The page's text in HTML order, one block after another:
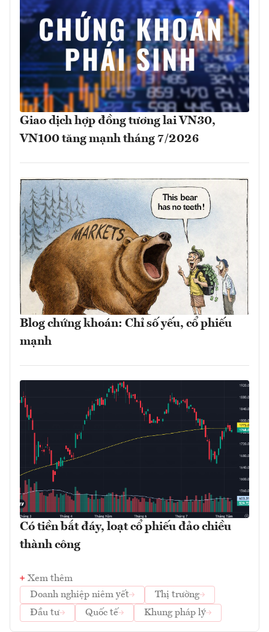
Giao dịch hợp đồng tương lai VN30,
VN100 tăng mạnh tháng 7/2026
Blog chứng khoán: Chỉ số yếu, cổ phiếu
mạnh
Có tiền bắt đáy, loạt cổ phiếu đảo chiều
thành công
Xem thêm
Doanh nghiệp niêm yết
Thị trường
Đầu tư
Quốc tế Khung pháp lý